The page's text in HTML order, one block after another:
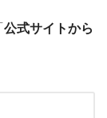
公式サイトから